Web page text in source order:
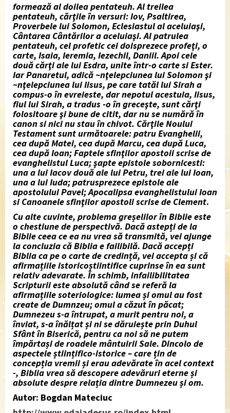
formează al doilea pentateuh. Al treilea
pentateuh, cărţile în versuri:Iov, Psaltirea,
Proverbele lui Solomon, Eclesiastulal aceluiaşi,
Cântarea Cântărilora aceluiaşi. Al patrulea
pentateuh, cel profetic cei doisprezeceprofeţi, o
carte, Isaia, Ieremia, Iezechil, Daniil.Apoi cele
două cărţi ale luiEsdra, unite într-o carte siEster.
IarPanaretul, adică ~nţelepciunea lui Solomonşi
~nţelepciunea lui Iisus,pe care tatăl lui Sirah a
compus-o înevreieste, dar nepotul acestuia, Iisus,
fiul lui Sirah, a tradus -o în greceşte, sunt cărţi
folositoare şi bune de citit, dar nu se numără în
canon si nici nustau în chivot. Cărţile Noului
Testament sunt următoarele: patruEvanghelii,
ceadupăMatei, cea dupăMarcu, cea dupăLuca,
cea dupăIoan; Faptele sfinţilor apostoiiscrise de
evanghelistul Luca; şapte epistole sobornicesti:
una a luiIacovdouă ale luiPetru, trei ale luiIoan,
una a luiIuda;patrusprezece epistole ale
apostoluluiPavel; ApocalipsaevanghelistuluiIoan
siCanoanelesfinţilor apostoli scrise de Clement.
Cu alte cuvinte, problema greșelilor în Biblie este
o chestiune de perspectivă. Dacă astepți de la
Biblie ceea ce ea nu vrea să transmită, vei ajunge
la concluzia că Biblia e failibilă. Dacă accepți
Biblia ca pe o carte de credință, vei accepta și că
afirmațiile istoricoștiintifice cuprinse în ea sunt
relativ adevarate. În schimb, infailibilitatea
Scripturii este absolută când se referă la
afirmațiile soteriologice: lumea și omul au fost
create de Dumnzeu; omul a căzut în păcat;
Dumnezeu s-a întrupat, a murit pentru noi, a
înviat, s-a înălțat și ni se dăruiește prin Duhul
Sfânt în Biserică, pentru ca noi să ne putem
împărtași de roadele mântuirii Sale. Dincolo de
aspectele științifico-istorice – care țin de
concepția vremii și erau adevărate în acel context
-, Biblia vrea să descopere adevăruri eterne și
absolute despre relația dintre Dumnezeu și om.
Autor: Bogdan Mateciuc